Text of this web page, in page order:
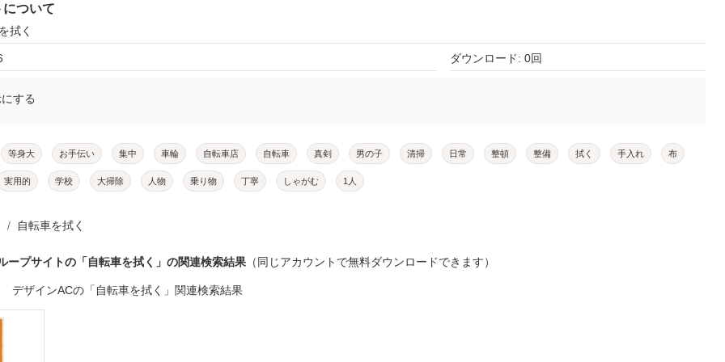
ついて
拭く
ダウンロード: 0回
する
等身大 お手伝い 集中 車輪 自転車店 自転車 真剣 男の子 清掃 日常 整頓 整備 拭く 手入れ 布
実用的 学校 大掃除 人物 乗り物 丁寧 しゃがむ 1人
自転車を拭く
ープサイトの「自転車を拭く」の関連検索結果 （同じアカウントで無料ダウンロードできます）
デザインACの「自転車を拭く」関連検索結果